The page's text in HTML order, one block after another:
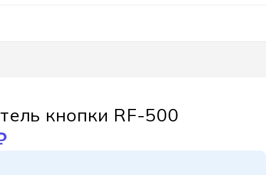
кнопки RF-500